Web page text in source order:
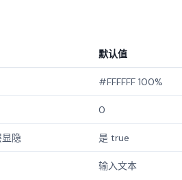
默认值
#FFFFFF 100%
0
隐 是 true
输入文本